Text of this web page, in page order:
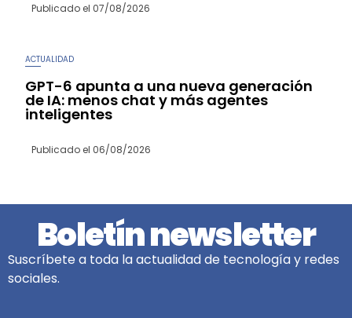
Publicado el 07/08/2026
ACTUALIDAD
GPT-6 apunta a una nueva generación
de IA: menos chat y más agentes
inteligentes
Publicado el 06/08/2026
Boletín newsletter
Suscríbete a toda la actualidad de tecnología y redes
sociales.